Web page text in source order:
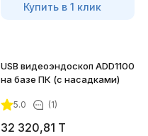
Купить в 1 клик
USB видеоэндоскоп ADD1100
на базе ПК (с насадками)
5.0 (1)
32 320,81 T